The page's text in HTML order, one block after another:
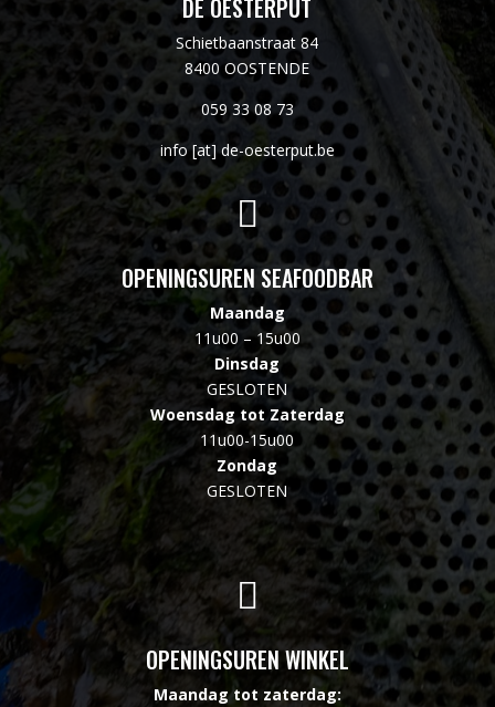
DE OESTERPUT
Schietbaanstraat 84
8400 OOSTENDE
059 33 08 73
info [at] de-oesterput.be

OPENINGSUREN SEAFOODBAR
Maandag
11u00 – 15u00
Dinsdag
GESLOTEN
Woensdag tot Zaterdag
11u00-15u00
Zondag
GESLOTEN

OPENINGSUREN WINKEL
Maandag tot zaterdag: